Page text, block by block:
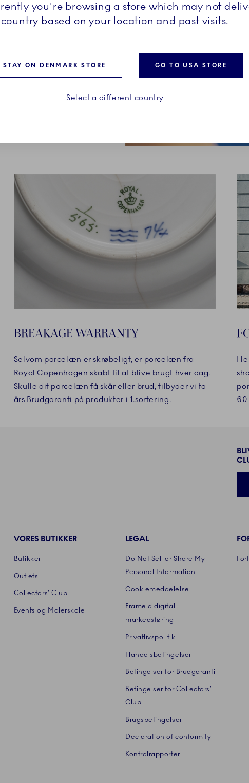
nu i udvalgte hvide, blå,
initialer dato og/eller
du kan tilmed vælge om
porcelænsmalere
BREAKAGE WARRANTY
Selvom porcelæn er skrøbeligt, er porcelæn fra
Royal Copenhagen skabt til at blive brugt hver dag.
Skulle dit porcelæn få skår eller brud, tilbyder vi to
års Brudgaranti på produkter i 1.sortering.
60
VORES BUTIKKER
Butikker
Outlets
Collectors' Club
Events og Malerskole
LEGAL
Do Not Sell or Share My
Personal Information
Cookiemeddelelse
Frameld digital
markedsføring
Privatlivspolitik
Handelsbetingelser
Betingelser for Brudgaranti
Betingelser for Collectors'
Club
Brugsbetingelser
Declaration of conformity
Kontrolrapporter
you're browsing a store which may not
country based on your location and past visits.
STAY ON DENMARK STORE GO TO USA STORE
Select a different country